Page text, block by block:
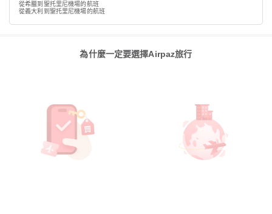
從希臘到聖托里尼機場的航班
從義大利到聖托里尼機場的航班
為什麼一定要選擇Airpaz旅行